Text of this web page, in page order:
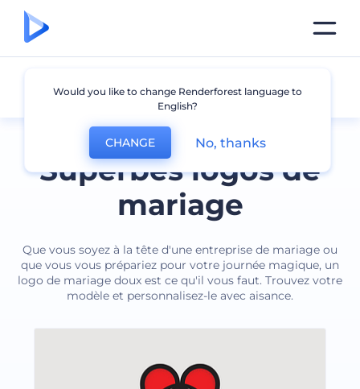
Superbes logos de
mariage
Que vous soyez à la tête d'une entreprise de mariage ou
que vous vous prépariez pour votre journée magique, un
logo de mariage doux est ce qu'il vous faut. Trouvez votre
modèle et personnalisez-le avec aisance.
Mariage
Would you like to change Renderforest language to
English?
CHANGE No, thanks